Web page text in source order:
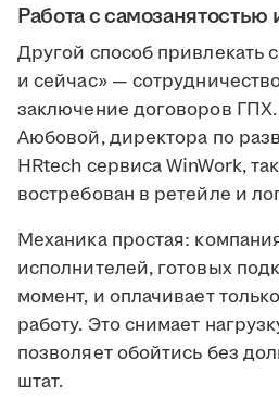
Работа с самозанятостью
Другой способ привлекать
и сейчас» —
заключение договоров
Аюбовой, директора по
HRtech сервиса WinWork,
востребован в ретейле и
Механика простая:
исполнителей, готовых
момент, и оплачивает
работу. Это снимает
позволяет обойтись без
штат.